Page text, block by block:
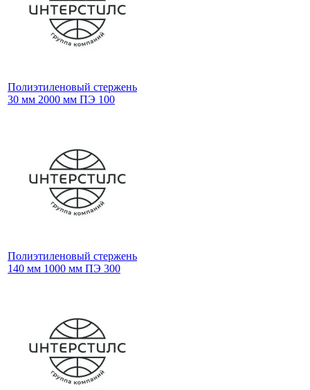
Полиэтиленовый стержень
30 мм 2000 мм ПЭ 100
Полиэтиленовый стержень
140 мм 1000 мм ПЭ 300